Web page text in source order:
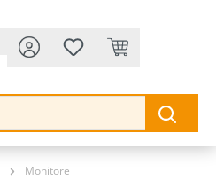
Monitore